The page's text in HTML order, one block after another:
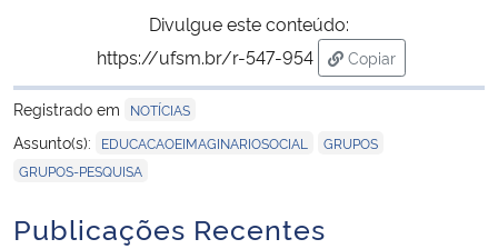
Divulgue este conteúdo:
https://ufsm.br/r-547-954
Copiar
para área de
Registrado em
NOTÍCIAS
Assunto(s): EDUCACAOEIMAGINARIOSOCIAL GRUPOS
GRUPOS-PESQUISA
Publicações Recentes